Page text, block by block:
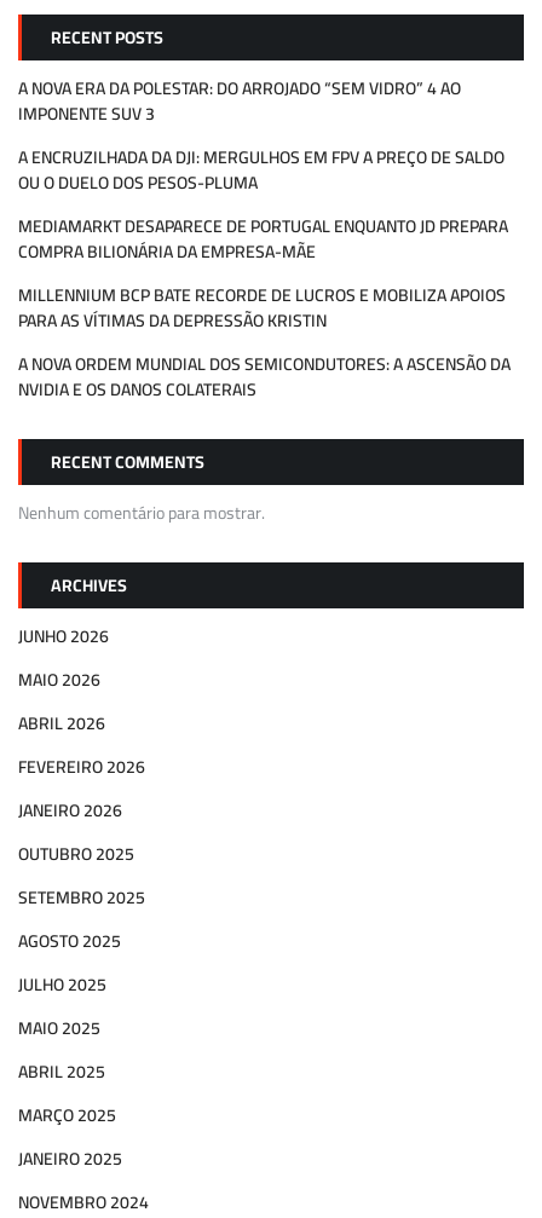
RECENT POSTS
A NOVA ERA DA POLESTAR: DO ARROJADO “SEM VIDRO” 4 AO
IMPONENTE SUV 3
A ENCRUZILHADA DA DJI: MERGULHOS EM FPV A PREÇO DE SALDO
OU O DUELO DOS PESOS-PLUMA
MEDIAMARKT DESAPARECE DE PORTUGAL ENQUANTO JD PREPARA
COMPRA BILIONÁRIA DA EMPRESA-MÃE
MILLENNIUM BCP BATE RECORDE DE LUCROS E MOBILIZA APOIOS
PARA AS VÍTIMAS DA DEPRESSÃO KRISTIN
A NOVA ORDEM MUNDIAL DOS SEMICONDUTORES: A ASCENSÃO DA
NVIDIA E OS DANOS COLATERAIS
RECENT COMMENTS
Nenhum comentário para mostrar.
ARCHIVES
JUNHO 2026
MAIO 2026
ABRIL 2026
FEVEREIRO 2026
JANEIRO 2026
OUTUBRO 2025
SETEMBRO 2025
AGOSTO 2025
JULHO 2025
MAIO 2025
ABRIL 2025
MARÇO 2025
JANEIRO 2025
NOVEMBRO 2024